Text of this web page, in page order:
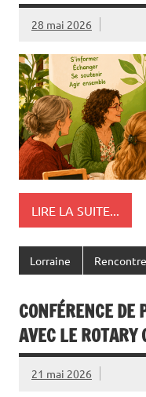
28 mai 2026
LIRE LA SUITE...
Lorraine
CONFÉRENCE
AVEC LE
21 mai 2026